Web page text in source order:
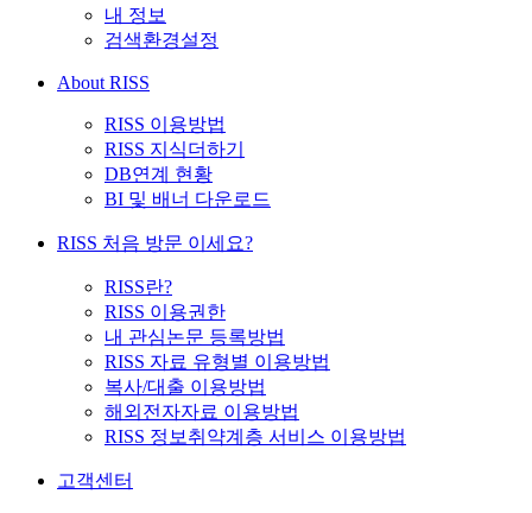
내 정보
검색환경설정
About RISS
RISS 이용방법
RISS 지식더하기
DB연계 현황
BI 및 배너 다운로드
RISS 처음 방문 이세요?
RISS란?
RISS 이용권한
내 관심논문 등록방법
RISS 자료 유형별 이용방법
복사/대출 이용방법
해외전자자료 이용방법
RISS 정보취약계층 서비스 이용방법
고객센터